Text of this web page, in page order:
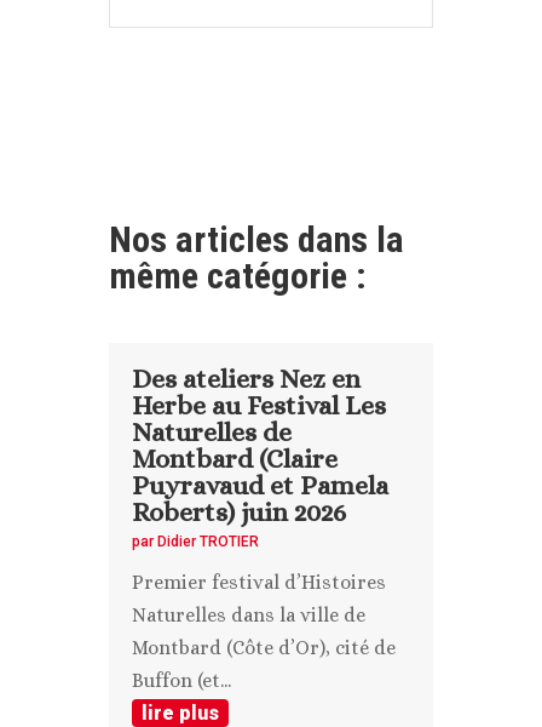
Nos articles dans la
même catégorie :
Des ateliers Nez en
Herbe au Festival Les
Naturelles de
Montbard (Claire
Puyravaud et Pamela
Roberts) juin 2026
par Didier TROTIER
Premier festival d’Histoires
Naturelles dans la ville de
Montbard (Côte d’Or), cité de
Buffon (et...
lire plus